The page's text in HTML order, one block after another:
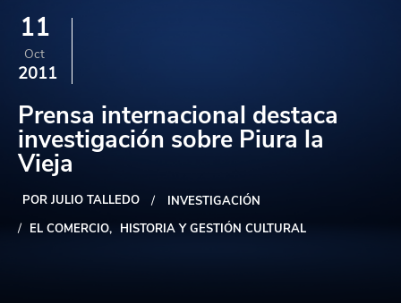
11
Oct
2011
Prensa internacional destaca
investigación sobre Piura la
Vieja
POR JULIO TALLEDO
INVESTIGACIÓN
EL COMERCIO
HISTORIA Y GESTIÓN CULTURAL